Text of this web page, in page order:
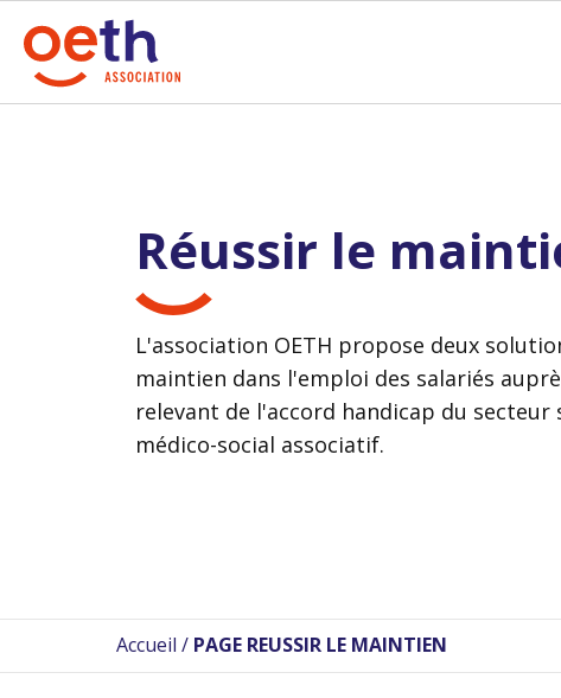
Réussir le
L'association OETH propose deux
maintien dans l'emploi des salariés
relevant de l'accord handicap du secteur
médico-social associatif.
Accueil / PAGE REUSSIR LE MAINTIEN